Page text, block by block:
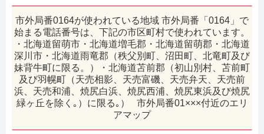
市外局番0164が使われている地域 市外局番「0164」で
始まる電話番号は、下記の市区町村で使われています。
・北海道留萌市・北海道増毛郡・北海道留萌郡・北海道
深川市・北海道雨竜郡（秩父別町、沼田町、北竜町及び
妹背牛町に限る。）・北海道苫前郡（初山別村、苫前町
及び羽幌町（天売相影、天売富磯、天売弁天、天売前
浜、天売和浦、焼尻白浜、焼尻西浦、焼尻東浜及び焼尻
緑ヶ丘を除く｡）に限る｡） 市外局番01×××付近のエリ
アマップ